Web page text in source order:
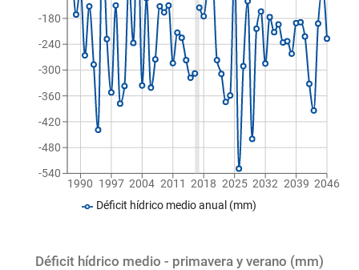
1990 1997 2004 2011 2018 2025 2032 2039 2046
-540
-480
-420
-360
-300
-240
-180
Déficit hídrico medio anual (mm)
Déficit hídrico medio - primavera y verano (mm)